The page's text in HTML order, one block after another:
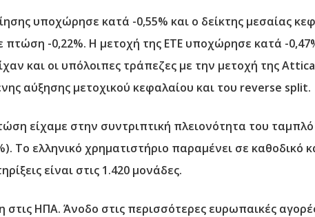
υποχώρησε κατά -0,55% και ο δείκτης μεσαίας
πτώση -0,22%. Η μετοχή της ΕΤΕ υποχώρησε κατά -
και οι υπόλοιπες τράπεζες με την μετοχή της
αύξησης μετοχικού κεφαλαίου και του reverse split.
είχαμε στην συντριπτική πλειονότητα του ταμπλό
Το ελληνικό χρηματιστήριο παραμένει σε καθοδικό
είναι στις 1.420 μονάδες.
ΗΠΑ. Άνοδο στις περισσότερες ευρωπαικές